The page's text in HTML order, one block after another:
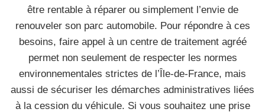
être rentable à réparer ou simplement l’envie de
renouveler son parc automobile. Pour répondre à ces
besoins, faire appel à un centre de traitement agréé
permet non seulement de respecter les normes
environnementales strictes de l’Île-de-France, mais
aussi de sécuriser les démarches administratives liées
à la cession du véhicule. Si vous souhaitez une prise